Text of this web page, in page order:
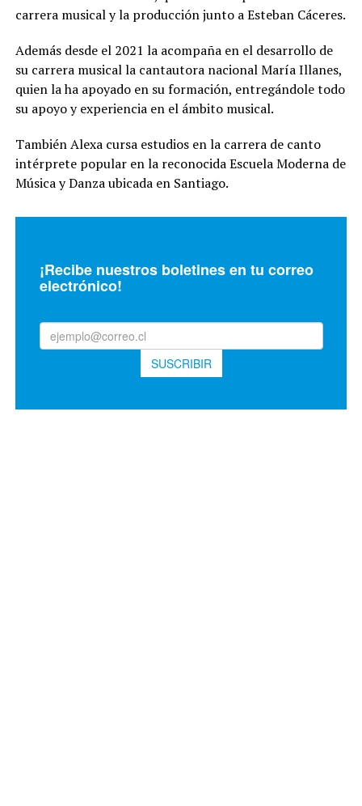
carrera musical y la producción junto a Esteban Cáceres.
Además desde el 2021 la acompaña en el desarrollo de
su carrera musical la cantautora nacional María Illanes,
quien la ha apoyado en su formación, entregándole todo
su apoyo y experiencia en el ámbito musical.
También Alexa cursa estudios en la carrera de canto
intérprete popular en la reconocida Escuela Moderna de
Música y Danza ubicada en Santiago.